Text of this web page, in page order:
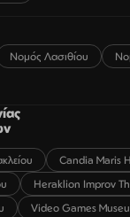
Νομός Λασιθίου
Candia Maris
Heraklion Improv
Video Games